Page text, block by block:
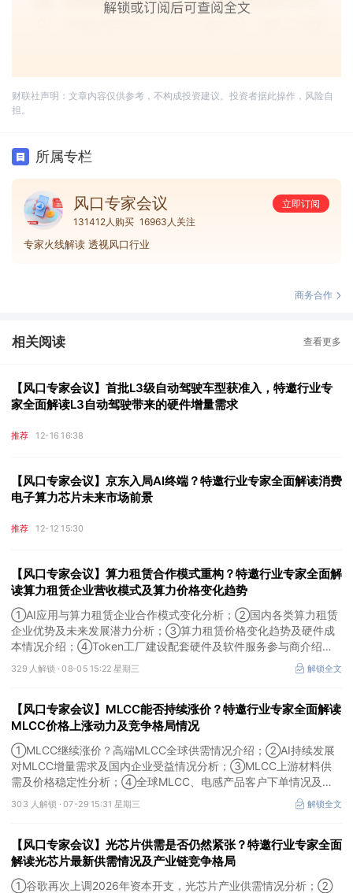
财联社声明：文章内容仅供参考，不构成投资建议。投资者据此操作，风险自
担。
所属专栏
风口专家会议
立即订阅
131412人购买 16963人关注
专家火线解读 透视风口行业
商务合作
相关阅读 查看更多
【风口专家会议】首批L3级自动驾驶车型获准入，特邀行业专
家全面解读L3自动驾驶带来的硬件增量需求
推荐 12-16 16:38
【风口专家会议】京东入局AI终端？特邀行业专家全面解读消费
电子算力芯片未来市场前景
推荐 12-12 15:30
【风口专家会议】算力租赁合作模式重构？特邀行业专家全面解
读算力租赁企业营收模式及算力价格变化趋势
①AI应用与算力租赁企业合作模式变化分析；②国内各类算力租赁
企业优势及未来发展潜力分析；③算力租赁价格变化趋势及硬件成
本情况介绍；④Token工厂建设配套硬件及软件服务参与商介绍。
本场风口专家会议将于8月5日（周三）19:00举行，特邀行业专家全
面解读算力租赁企业营收模式及算力价格变化趋势。
329 人解锁 ·08-05 15:22 星期三 解锁全文
【风口专家会议】MLCC能否持续涨价？特邀行业专家全面解读
MLCC价格上涨动力及竞争格局情况
①MLCC继续涨价？高端MLCC全球供需情况介绍；②AI持续发展
对MLCC增量需求及国内企业受益情况分析；③MLCC上游材料供
需及价格稳定性分析；④全球MLCC、电感产品客户下单情况及未
来扩产难度解析。本场风口专家会议将于7月29日（周三）20:30举
行，特邀行业专家全面解读MLCC价格上涨动力及竞争格局情况。
303 人解锁 ·07-29 15:31 星期三 解锁全文
【风口专家会议】光芯片供需是否仍然紧张？特邀行业专家全面
解读光芯片最新供需情况及产业链竞争格局
①谷歌再次上调2026年资本开支，光芯片产业供需情况分析；②